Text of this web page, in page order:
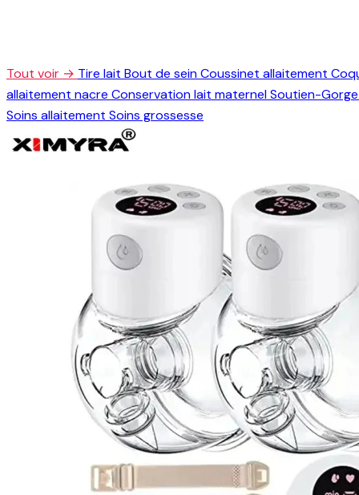
Tout voir → Tire lait Bout de seinCoussinet allaitement
allaitement nacre Conservation lait maternelSoutien-
Soins allaitement Soins grossesse